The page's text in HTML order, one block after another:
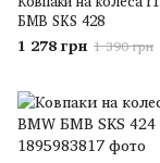
БМВ SKS 428
1 278 грн 1 390 грн